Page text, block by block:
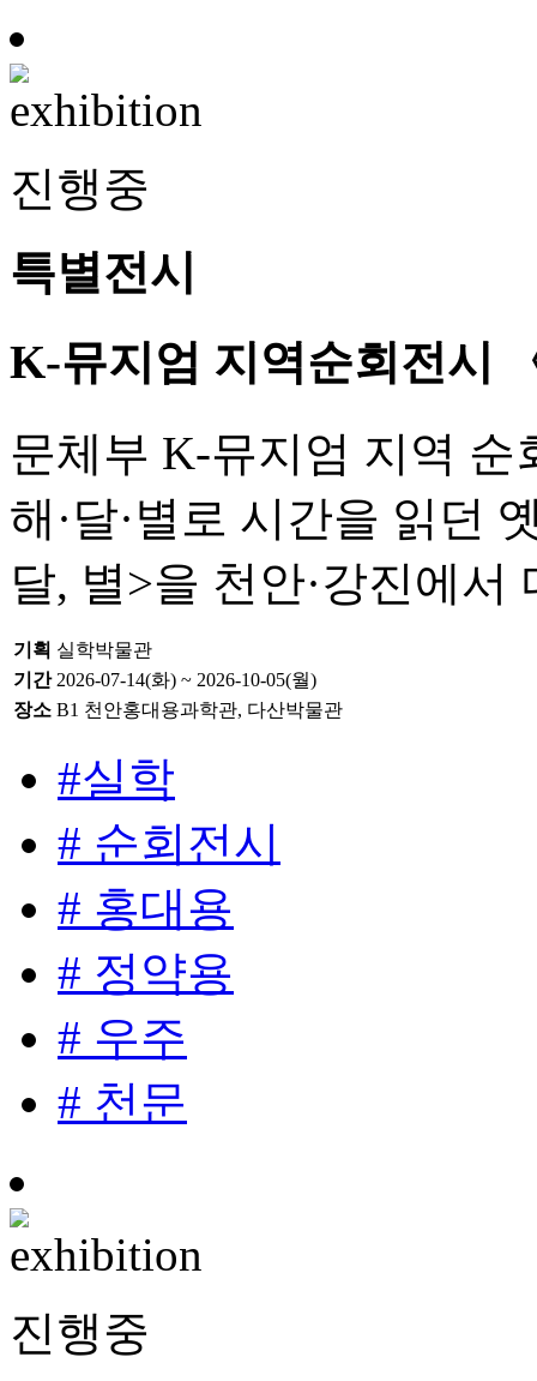
진행중
특별전시
K-뮤지엄 지역순회전시
문체부 K-뮤지엄 지역 순
해·달·별로 시간을 읽던
달, 별>을 천안·강진에서
기획 실학박물관
기간 2026-07-14(화) ~ 2026-10-05(월)
장소 B1 천안홍대용과학관, 다산박물관
#실학
# 순회전시
# 홍대용
# 정약용
# 우주
# 천문
진행중